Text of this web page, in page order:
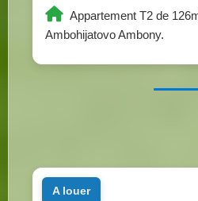
Appartement T2 de
Ambohijatovo Ambony.
a louer